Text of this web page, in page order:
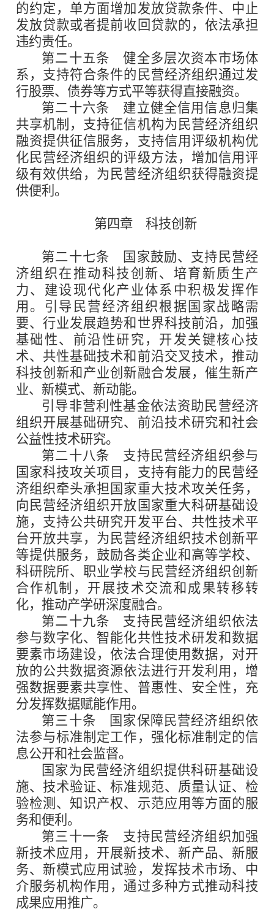
的约定，单方面增加发放贷款条件、中止
发放贷款或者提前收回贷款的，依法承担
违约责任。
第二十五条 健全多层次资本市场体
系，支持符合条件的民营经济组织通过发
行股票、债券等方式平等获得直接融资。
第二十六条 建立健全信用信息归集
共享机制，支持征信机构为民营经济组织
融资提供征信服务，支持信用评级机构优
化民营经济组织的评级方法，增加信用评
级有效供给，为民营经济组织获得融资提
供便利。
第四章 科技创新
第二十七条 国家鼓励、支持民营经
济组织在推动科技创新、培育新质生产
力、建设现代化产业体系中积极发挥作
用。引导民营经济组织根据国家战略需
要、行业发展趋势和世界科技前沿，加强
基础性、前沿性研究，开发关键核心技
术、共性基础技术和前沿交叉技术，推动
科技创新和产业创新融合发展，催生新产
业、新模式、新动能。
引导非营利性基金依法资助民营经济
组织开展基础研究、前沿技术研究和社会
公益性技术研究。
第二十八条 支持民营经济组织参与
国家科技攻关项目，支持有能力的民营经
济组织牵头承担国家重大技术攻关任务，
向民营经济组织开放国家重大科研基础设
施，支持公共研究开发平台、共性技术平
台开放共享，为民营经济组织技术创新平
等提供服务，鼓励各类企业和高等学校、
科研院所、职业学校与民营经济组织创新
合作机制，开展技术交流和成果转移转
化，推动产学研深度融合。
第二十九条 支持民营经济组织依法
参与数字化、智能化共性技术研发和数据
要素市场建设，依法合理使用数据，对开
放的公共数据资源依法进行开发利用，增
强数据要素共享性、普惠性、安全性，充
分发挥数据赋能作用。
第三十条 国家保障民营经济组织依
法参与标准制定工作，强化标准制定的信
息公开和社会监督。
国家为民营经济组织提供科研基础设
施、技术验证、标准规范、质量认证、检
验检测、知识产权、示范应用等方面的服
务和便利。
第三十一条 支持民营经济组织加强
新技术应用，开展新技术、新产品、新服
务、新模式应用试验，发挥技术市场、中
介服务机构作用，通过多种方式推动科技
成果应用推广。